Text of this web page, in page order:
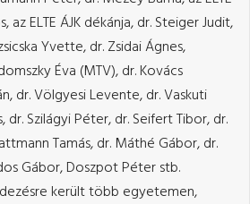
az ELTE ÁJK dékánja, dr. Steiger Judit,
Yvette, dr. Zsidai Ágnes,
Éva (MTV), dr. Kovács
dr. Völgyesi Levente, dr. Vaskuti
dr. Szilágyi Péter, dr. Seifert Tibor, dr.
Tamás, dr. Máthé Gábor, dr.
Gábor, Doszpot Péter stb.
került több egyetemen,